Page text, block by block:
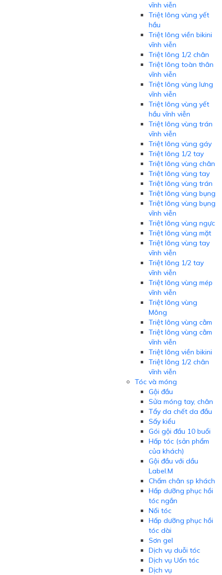
vĩnh viễn
Triệt lông vùng yết
hầu
Triệt lông viền bikini
vĩnh viễn
Triệt lông 1/2 chân
Triệt lông toàn thân
vĩnh viễn
Triệt lông vùng lưng
vĩnh viễn
Triệt lông vùng yết
hầu vĩnh viễn
Triệt lông vùng trán
vĩnh viễn
Triệt lông vùng gáy
Triệt lông 1/2 tay
Triệt lông vùng chân
Triệt lông vùng tay
Triệt lông vùng trán
Triệt lông vùng bụng
Triệt lông vùng bụng
vĩnh viễn
Triệt lông vùng ngực
Triệt lông vùng mặt
Triệt lông vùng tay
vĩnh viễn
Triệt lông 1/2 tay
vĩnh viễn
Triệt lông vùng mép
vĩnh viễn
Triệt lông vùng
Mông
Triệt lông vùng cằm
Triệt lông vùng cằm
vĩnh viễn
Triệt lông viền bikini
Triệt lông 1/2 chân
vĩnh viễn
Tóc và móng
Gội đầu
Sửa móng tay, chân
Tẩy da chết da đầu
Sấy kiểu
Gói gội đầu 10 buổi
Hấp tóc (sản phẩm
của khách)
Gội đầu với dầu
Label.M
Chấm chân sp khách
Hấp dưỡng phục hồi
tóc ngắn
Nối tóc
Hấp dưỡng phục hồi
tóc dài
Sơn gel
Dịch vụ duỗi tóc
Dịch vụ Uốn tóc
Dịch vụ